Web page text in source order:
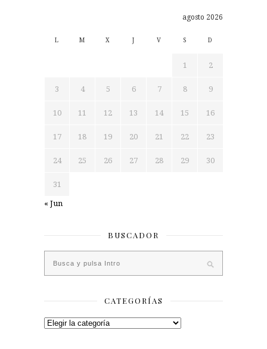
agosto 2026
L M X J V S D
1 2
3 4 5 6 7 8 9
10 11 12 13 14 15 16
17 18 19 20 21 22 23
24 25 26 27 28 29 30
31
« Jun
BUSCADOR
CATEGORÍAS
Categorías